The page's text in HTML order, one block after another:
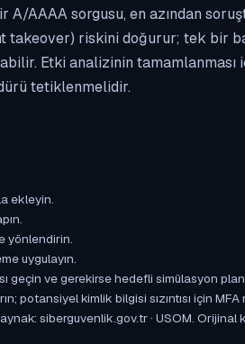
AAAA sorgusu, en azından
takeover) riskini doğurur; tek bir
Etki analizinin
tetiklenmelidir.
ekleyin.
yönlendirin.
uygulayın.
geçin ve gerekirse hedefli simülasyon
potansiyel kimlik bilgisi sızıntısı için
siberguvenlik.gov.tr · USOM. Orijinal